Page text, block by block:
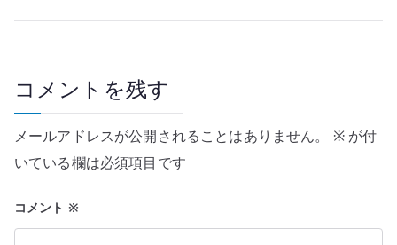
ゲ
ー
シ
ン
コメントを残す
メールアドレスが公開されることはありません。 ※が付
いている欄は必須項目です
コメント ※